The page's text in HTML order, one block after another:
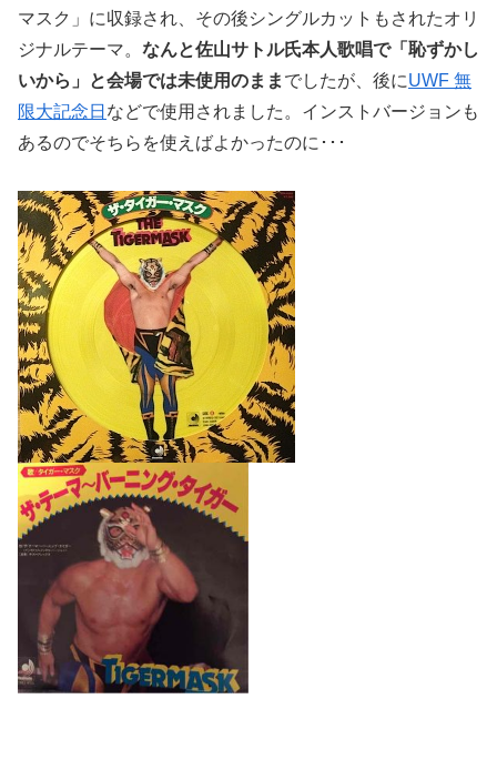
マスク」に収録され、その後シングルカットもされたオリ
ジナルテーマ。 なんと佐山サトル氏本人歌唱で「恥ずかし
いから」と会場では未使用のまま でしたが、後にUWF 無
限大記念日 などで使用されました。インストバージョンも
あるのでそちらを使えばよかったのに･･･